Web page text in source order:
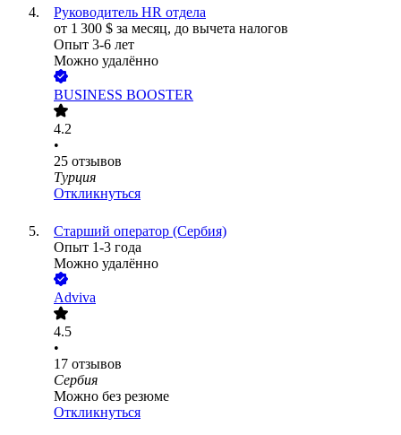
Руководитель HR отдела
от 1 300 $ за месяц, до вычета налогов
Опыт 3-6 лет
Можно удалённо
BUSINESS BOOSTER
4.2
•
25 отзывов
Турция
Откликнуться
Старший оператор (Сербия)
Опыт 1-3 года
Можно удалённо
Adviva
4.5
•
17 отзывов
Сербия
Можно без резюме
Откликнуться